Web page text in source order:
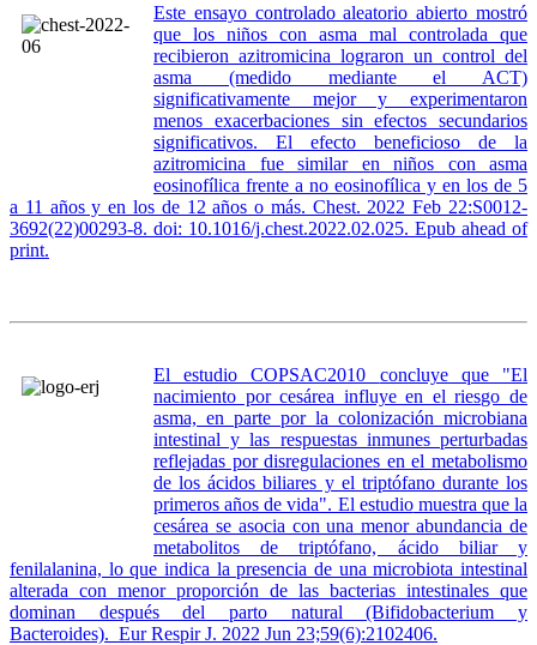
Este ensayo controlado aleatorio abierto mostró
que los niños con asma mal controlada que
recibieron azitromicina lograron un control del
asma (medido mediante el ACT)
significativamente mejor y experimentaron
menos exacerbaciones sin efectos secundarios
significativos. El efecto beneficioso de la
azitromicina fue similar en niños con asma
eosinofílica frente a no eosinofílica y en los de 5
a 11 años y en los de 12 años o más. Chest. 2022 Feb 22:S0012-
3692(22)00293-8. doi: 10.1016/j.chest.2022.02.025. Epub ahead of
print.
El estudio COPSAC2010 concluye que "El
nacimiento por cesárea influye en el riesgo de
asma, en parte por la colonización microbiana
intestinal y las respuestas inmunes perturbadas
reflejadas por disregulaciones en el metabolismo
de los ácidos biliares y el triptófano durante los
primeros años de vida". El estudiomuestra que la
cesárea se asocia con una menor abundancia de
metabolitos de triptófano, ácido biliar y
fenilalanina, lo que indica la presencia de una microbiota intestinal
alterada con menor proporción de las bacterias intestinales que
dominan después del parto natural (Bifidobacterium y
Bacteroides). Eur Respir J. 2022 Jun 23;59(6):2102406.